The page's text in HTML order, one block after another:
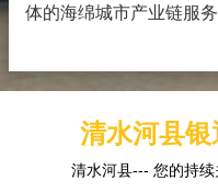
体的海绵城市产业链服务
清水河县银
清水河县--- 您的持